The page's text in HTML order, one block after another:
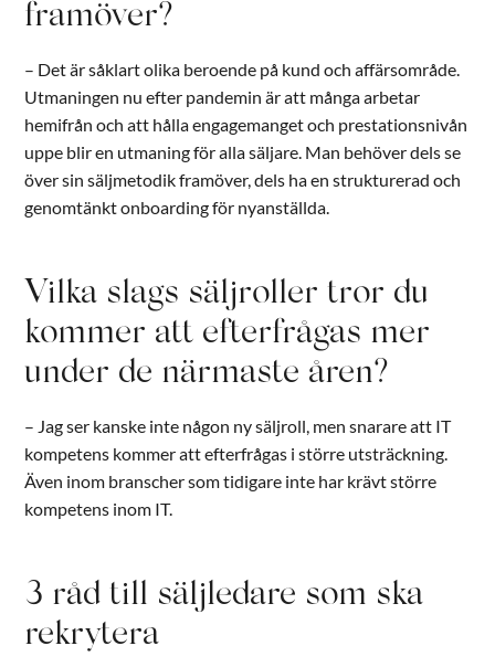
framöver?
– Det är såklart olika beroende på kund och affärsområde.
Utmaningen nu efter pandemin är att många arbetar
hemifrån och att hålla engagemanget och prestationsnivån
uppe blir en utmaning för alla säljare. Man behöver dels se
över sin säljmetodik framöver, dels ha en strukturerad och
genomtänkt onboarding för nyanställda.
Vilka slags säljroller tror du
kommer att efterfrågas mer
under de närmaste åren?
– Jag ser kanske inte någon ny säljroll, men snarare att IT
kompetens kommer att efterfrågas i större utsträckning.
Även inom branscher som tidigare inte har krävt större
kompetens inom IT.
3 råd till säljledare som ska
rekrytera